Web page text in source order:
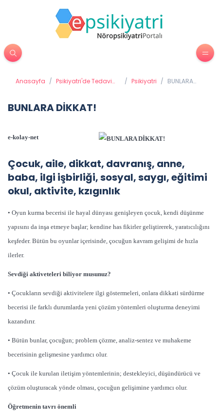
Anasayfa / Psikiyatri'de Tedavi
/ Psikiyatri / BUNLARA
BUNLARA DİKKAT!
e-kolay-net
Çocuk, aile, dikkat, davranış, anne,
baba, ilgi işbirliği, sosyal, saygı, eğitimi
okul, aktivite, kzıgınlık
• Oyun kurma becerisi ile hayal dünyası genişleyen çocuk, kendi düşünme
yapısını da inşa etmeye başlar; kendine has fikirler geliştirerek, yaratıcılığını
keşfeder. Bütün bu oyunlar içerisinde, çocuğun kavram gelişimi de hızla
ilerler.
Sevdiği aktiveteleri biliyor musunuz?
• Çocukların sevdiği aktivitelere ilgi göstermeleri, onlara dikkati sürdürme
becerisi ile farklı durumlarda yeni çözüm yöntemleri oluşturma deneyimi
kazandırır.
• Bütün bunlar, çocuğun; problem çözme, analiz-sentez ve muhakeme
becerisinin gelişmesine yardımcı olur.
• Çocuk ile kurulan iletişim yöntemlerinin; destekleyici, düşündürücü ve
çözüm oluşturacak yönde olması, çocuğun gelişimine yardımcı olur.
Öğretmenin tavrı önemli